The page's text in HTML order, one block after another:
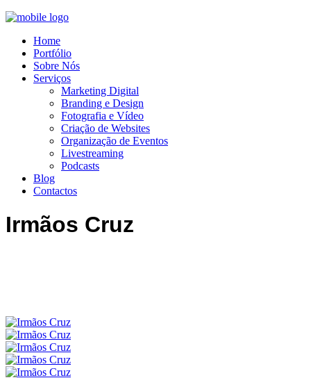
Home
Portfólio
Sobre Nós
Serviços
Marketing Digital
Branding e Design
Fotografia e Vídeo
Criação de Websites
Organização de Eventos
Livestreaming
Podcasts
Blog
Contactos
Irmãos Cruz